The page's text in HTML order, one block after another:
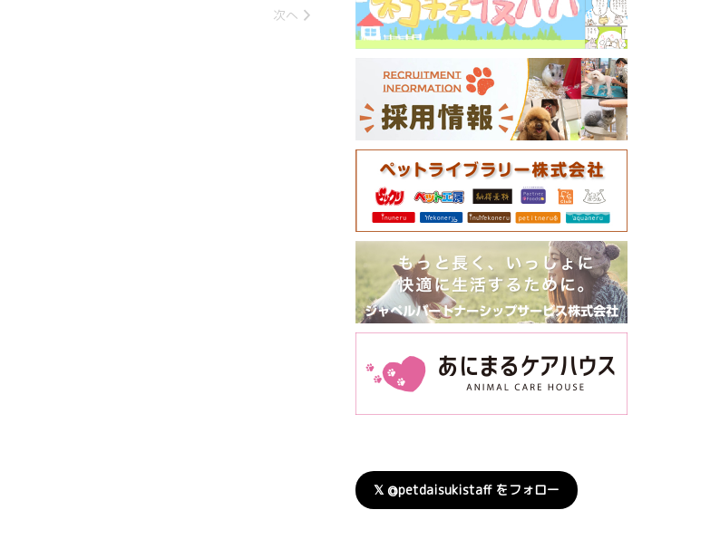
次へ
𝕏 @petdaisukistaff をフォロー